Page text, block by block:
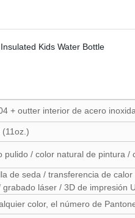
+ outter interior de acero
pulido / color natural de pintura
de seda / transferencia de
grabado láser / 3D de impresión
color, el número de